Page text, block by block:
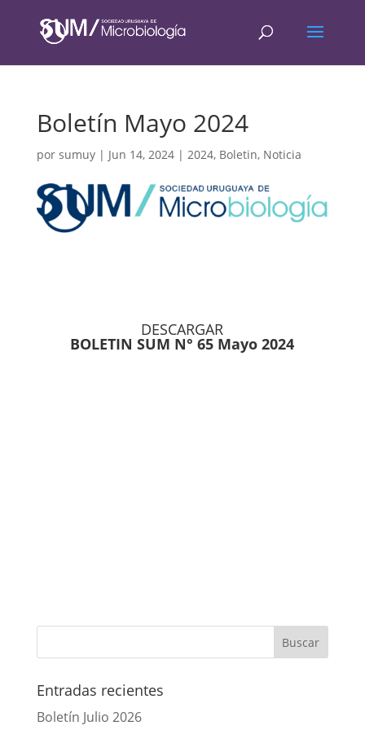
Boletín Mayo 2024
por sumuy| Jun 14, 2024| 2024, Boletin, Noticia
DESCARGAR
BOLETIN SUM N° 65 Mayo 2024
Entradas recientes
Boletín Julio 2026